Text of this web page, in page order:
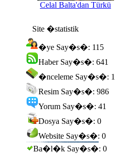
Celal Balta'dan Türkü
Site �statistik
�ye Say�s�: 115
Haber Say�s�: 641
�nceleme Say�s�: 1
Resim Say�s�: 986
Yorum Say�s�: 41
Dosya Say�s�: 0
Website Say�s�: 0
Ba�l�k Say�s�: 0